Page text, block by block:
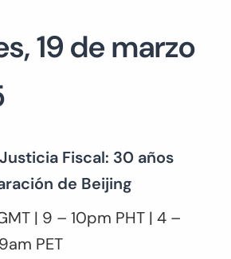
19 de marzo
Fiscal: 30 años
de Beijing
| 9 – 10pm PHT | 4 –
PET